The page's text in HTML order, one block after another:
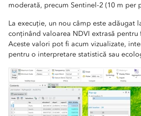
moderată, precum Sentinel-2 (10 m per
La execuție, un nou câmp este adăugat
conținând valoarea NDVI extrasă pentru
Aceste valori pot fi acum vizualizate,
pentru o interpretare statistică sau